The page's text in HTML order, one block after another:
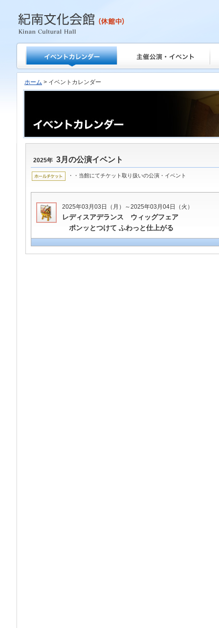
紀南文化会館
ホーム > イベントカレンダー
2025年 3月の公演イベント
・・当館にてチケット取り扱いの公演・イベント
2025年03月03日（月）～2025年03月04日（火）
レディスアデランス ウィッグフェア
ポンッとつけて ふわっと仕上がる